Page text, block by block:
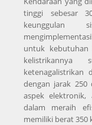
tinggi sebesar
keunggulan
untuk kebutuhan
kelistrikannya
ketenagalistrikan
dengan jarak 250
aspek elektronik,
dalam meraih
memiliki berat 350